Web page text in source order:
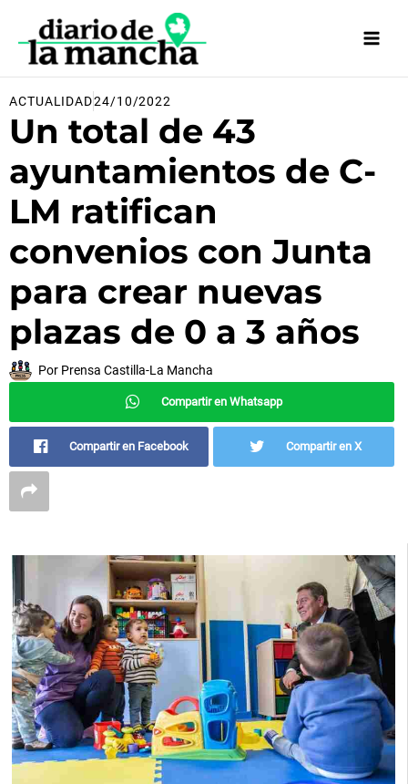
contenido
ACTUALIDAD24/10/2022
Un total de 43
ayuntamientos de C-
LM ratifican
convenios con Junta
para crear nuevas
plazas de 0 a 3 años
Por Prensa Castilla-La Mancha
Compartir en Whatsapp
Compartir en Facebook Compartir en X